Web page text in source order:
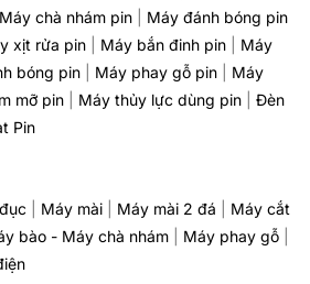
Máy chà nhám pin
Máy đánh bóng pin
xịt rửa pin Máy bắn đinh pin
Máy
bóng pin Máy phay gỗ pin
Máy
mỡ pin Máy thủy lực dùng pin
Đèn
Pin
Máy mài Máy mài 2 đá
Máy cắt
bào - Máy chà nhám Máy phay gỗ